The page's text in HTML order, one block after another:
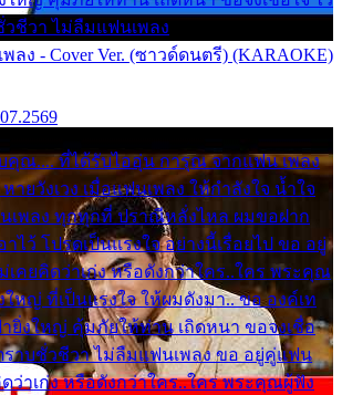
วชีวา ไม่ลืมแฟนเพลง
ง - Cover Ver. (ซาวด์ดนตรี) (KARAOKE)
คุณ.... ที่ได้รับไออุ่น การุณ จากแฟน เพลง
ายวังเวง เมื่อแฟนเพลง ให้กำลังใจ น้ำใจ
เพลง ทุกทุกที่ ปราณีหลั่งไหล ผมขอฝาก
าไว้ โปรดเป็นแรงใจ อย่างนี้เรื่อยไป ขอ อยู่
เคยคิดว่าเก่ง หรือดังกว่าใคร..ใคร พระคุณ
ใหญ่ ที่เป็นแรงใจ ให้ผมดังมา.. ขอ องค์เท
ยิ่งใหญ่ คุ้มภัยให้ท่าน เถิดหนา ขอจงเชื่อ
ราบชั่วชีวา ไม่ลืมแฟนเพลง ขอ อยู่คู่แฟน
ดว่าเก่ง หรือดังกว่าใคร..ใคร พระคุณผู้ฟัง